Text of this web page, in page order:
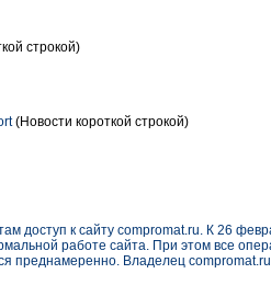
строкой)
(Новости короткой строкой)
доступ к сайту compromat.ru. К 26
работе сайта. При этом все
преднамеренно. Владелец